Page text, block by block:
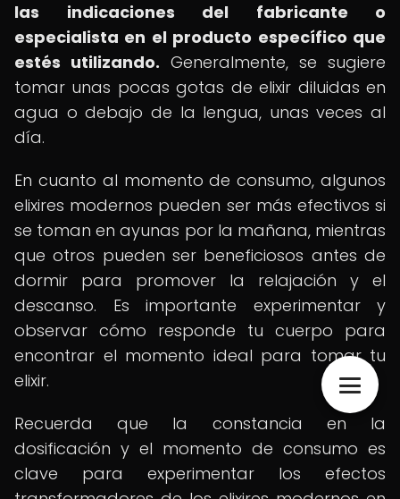
las indicaciones del fabricante o
especialista en el producto específico que
estés utilizando. Generalmente, se sugiere
tomar unas pocas gotas de elixir diluidas en
agua o debajo de la lengua, unas veces al
día.
En cuanto al momento de consumo, algunos
elixires modernos pueden ser más efectivos si
se toman en ayunas por la mañana, mientras
que otros pueden ser beneficiosos antes de
dormir para promover la relajación y el
descanso. Es importante experimentar y
observar cómo responde tu cuerpo para
encontrar el momento ideal para tomar tu
elixir.
Recuerda que la constancia en la
dosificación y el momento de consumo es
clave para experimentar los efectos